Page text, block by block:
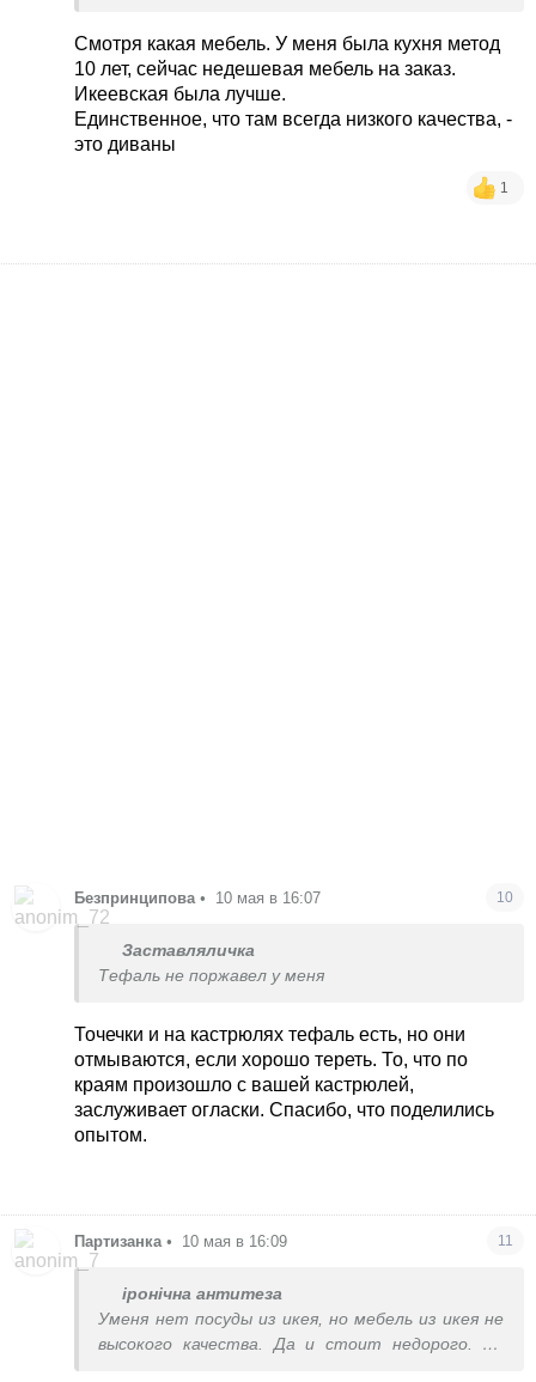
Смотря какая мебель. У меня была кухня метод
10 лет, сейчас недешевая мебель на заказ.
Икеевская была лучше.
Единственное, что там всегда низкого качества, -
это диваны
1
Безпринципова • 10 мая в 16:07 10
Заставляличка
Тефаль не поржавел у меня
Точечки и на кастрюлях тефаль есть, но они
отмываются, если хорошо тереть. То, что по
краям произошло с вашей кастрюлей,
заслуживает огласки. Спасибо, что поделились
опытом.
Партизанка • 10 мая в 16:09 11
іронічна антитеза
Уменя нет посуды из икея, но мебель из икея не
высокого качества. Да и стоит недорого. Не